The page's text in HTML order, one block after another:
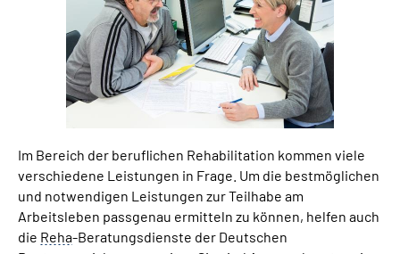
Online-Services
Suche
Language
Inhalte in Gebärdensprache (DGS)
Leichte Sprache
Im Bereich der beruflichen Rehabilitation kommen viele
verschiedene Leistungen in Frage. Um die bestmöglichen
und notwendigen Leistungen zur Teilhabe am
Arbeitsleben passgenau ermitteln zu können, helfen auch
die Reha-Beratungsdienste der Deutschen